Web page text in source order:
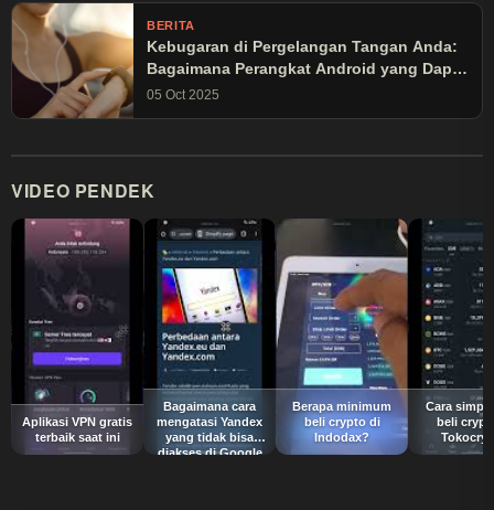
BERITA
Kebugaran di Pergelangan Tangan Anda:
Bagaimana Perangkat Android yang Dapat
Dikenakan Mengubah Latihan Olahraga
05 Oct 2025
VIDEO PENDEK
Aplikasi VPN gratis
terbaik saat ini
Bagaimana cara
mengatasi Yandex
yang tidak bisa
diakses di Google
Berapa minimum
beli crypto di
Indodax?
Cara
beli